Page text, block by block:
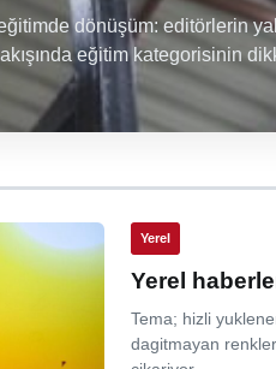
dönüşüm: editörlerin
eğitim kategorisinin
Yerel
Yerel
Tema; hizli
dagitmayan